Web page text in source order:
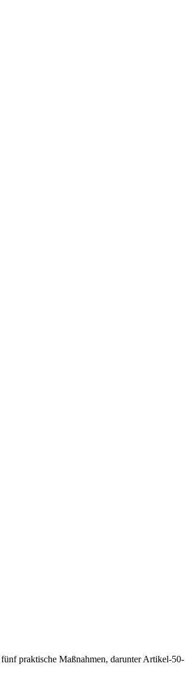
praktische Maßnahmen, darunter Artikel-50-